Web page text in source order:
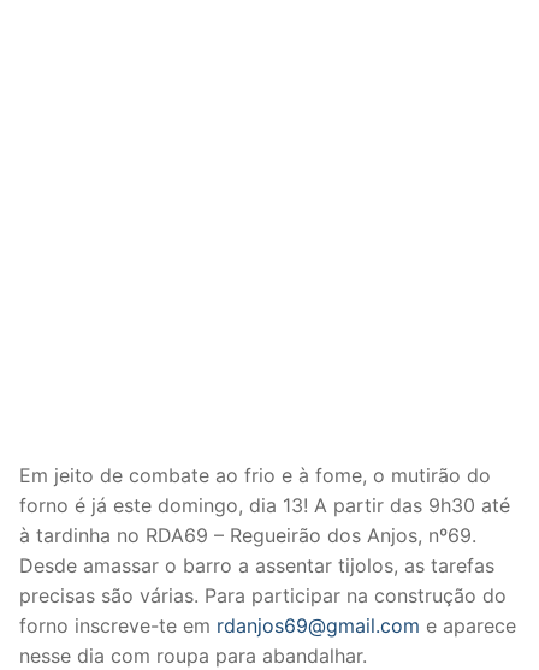
Em jeito de combate ao frio e à fome, o mutirão do
forno é já este domingo, dia 13! A partir das 9h30 até
à tardinha no RDA69 – Regueirão dos Anjos, nº69.
Desde amassar o barro a assentar tijolos, as tarefas
precisas são várias. Para participar na construção do
forno inscreve-te em rdanjos69@gmail.com e aparece
nesse dia com roupa para abandalhar.